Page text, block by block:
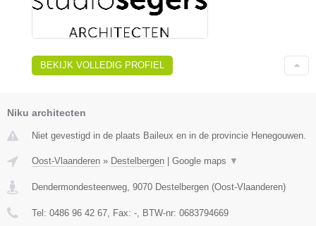
BEKIJK VOLLEDIG PROFIEL
Niku architecten
Niet gevestigd in de plaats Baileux en in de provincie Henegouwen.
Oost-Vlaanderen » Destelbergen Google maps ▼
Dendermondesteenweg 9070 Destelbergen (Oost-Vlaanderen)
Tel: 0486 96 42 67 , Fax: - , BTW-nr: 0683794669